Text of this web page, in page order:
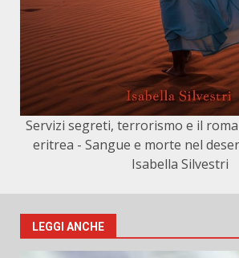
Servizi segreti, terrorismo e il
eritrea - Sangue e morte nel
Isabella Silvestri
LEGGI ANCHE